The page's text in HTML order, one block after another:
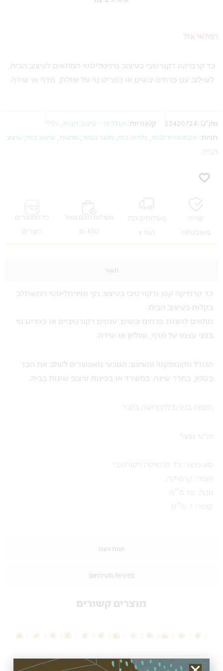
המלאי אזל
כד קרמיקה דקורטיבי בעיצוב מינימליסטי המתאים לעיצוב הבית,
לשילוב עם פרחים יבשים או כפריט נוי על שולחן, מדף או שידה.
מק"ט: 53420724 קטגוריות: הגלריה - עיצוב הבית כללי
תגיות: אקססוריז לבית גלריה בית מוצר נבחר מתנות עיצוב בית עיצוב
הבית
קנייה
מאובטחת
משלוחים לכל
הארץ
משלוח חינם מעל
450 ₪
כל המוצרים
כשרים
תאור
חוות דעת
מדיניות משלוחים
כד קרמיקה קטן ודקורטיבי בעיצוב נקי ומינימליסטי המשתלב
בקלות בעיצוב הבית.
מתאים להצגת פרחים יבשים, ענפים דקורטיביים או כפריט נוי
בפני עצמו על מדף, שולחן או שידה.
הגודל הקומפקטי והעיצוב הטבעי מאפשרים לשלב את הכד
בסלון, בחדר שינה, במשרד או בפינות עיצוב שונות בבית.
הצמח בפנים להמחשה בלבד
פרטי מוצר
סוג מוצר: כד קרמיקה דקורטיבי
חומר: קרמיקה
גובה: 10 ס״מ
קוטר: 7 ס״מ
מוצרים קשורים